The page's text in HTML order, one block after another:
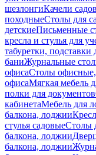
шезлонгиКачели
походныеСтолы для
детскиеПисьменные
кресла и стулья для
табуретки, подставки
баниЖурнальные
офисаСтолы
офисаМягкая мебель
полки для документов
кабинетаМебель для
балкона, лоджии
стулья садовыеСтолы
балкона, лоджии
балкона, лоджии